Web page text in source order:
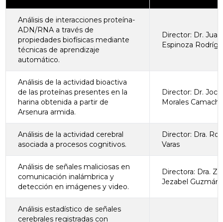
Análisis de interacciones proteína-
ADN/RNA a través de
propiedades biofísicas mediante
técnicas de aprendizaje
automático.
Director: Dr.
Espinoza
Análisis de la actividad bioactiva
de las proteínas presentes en la
harina obtenida a partir de
Arsenura armida.
Director: Dr.
Morales
Análisis de la actividad cerebral
asociada a procesos cognitivos.
Director: Dra.
Varas
Análisis de señales maliciosas en
comunicación inalámbrica y
detección en imágenes y video.
Directora: Dra.
Jezabel Guzmán
Análisis estadístico de señales
cerebrales registradas con